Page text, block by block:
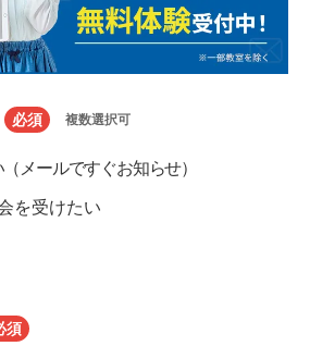
必須 複数選択可
メールですぐお知らせ）
を受けたい
須